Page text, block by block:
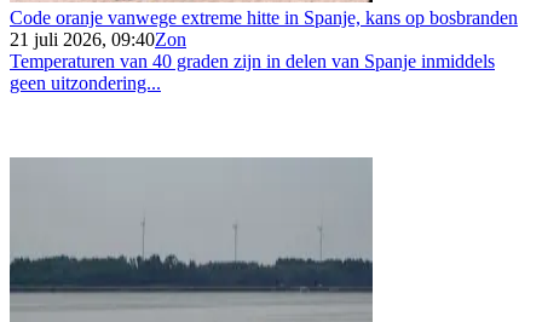
Code oranje vanwege extreme hitte in Spanje, kans op bosbranden
21 juli 2026, 09:40Zon
Temperaturen van 40 graden zijn in delen van Spanje inmiddels
geen uitzondering...